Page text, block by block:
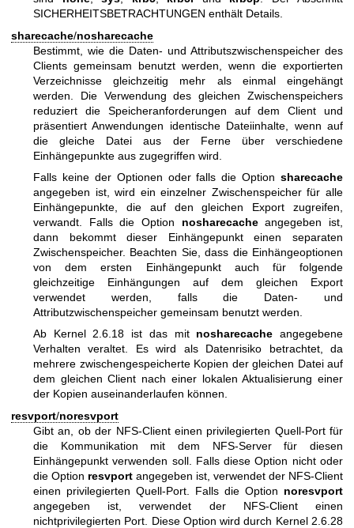
SICHERHEITSBETRACHTUNGEN enthält Details.
sharecache/nosharecache
Bestimmt, wie die Daten- und Attributszwischenspeicher des
Clients gemeinsam benutzt werden, wenn die exportierten
Verzeichnisse gleichzeitig mehr als einmal eingehängt
werden. Die Verwendung des gleichen Zwischenspeichers
reduziert die Speicheranforderungen auf dem Client und
präsentiert Anwendungen identische Dateiinhalte, wenn auf
die gleiche Datei aus der Ferne über verschiedene
Einhängepunkte aus zugegriffen wird.
Falls keine der Optionen oder falls die Option sharecache
angegeben ist, wird ein einzelner Zwischenspeicher für alle
Einhängepunkte, die auf den gleichen Export zugreifen,
verwandt. Falls die Option nosharecacheangegeben ist,
dann bekommt dieser Einhängepunkt einen separaten
Zwischenspeicher. Beachten Sie, dass die Einhängeoptionen
von dem ersten Einhängepunkt auch für folgende
gleichzeitige Einhängungen auf dem gleichen Export
verwendet werden, falls die Daten- und
Attributzwischenspeicher gemeinsam benutzt werden.
Ab Kernel 2.6.18 ist das mit nosharecache angegebene
Verhalten veraltet. Es wird als Datenrisiko betrachtet, da
mehrere zwischengespeicherte Kopien der gleichen Datei auf
dem gleichen Client nach einer lokalen Aktualisierung einer
der Kopien auseinanderlaufen können.
resvport/noresvport
Gibt an, ob der NFS-Client einen privilegierten Quell-Port für
die Kommunikation mit dem NFS-Server für diesen
Einhängepunkt verwenden soll. Falls diese Option nicht oder
die Option resvport angegeben ist, verwendet der NFS-Client
einen privilegierten Quell-Port. Falls die Option noresvport
angegeben ist, verwendet der NFS-Client einen
nichtprivilegierten Port. Diese Option wird durch Kernel 2.6.28